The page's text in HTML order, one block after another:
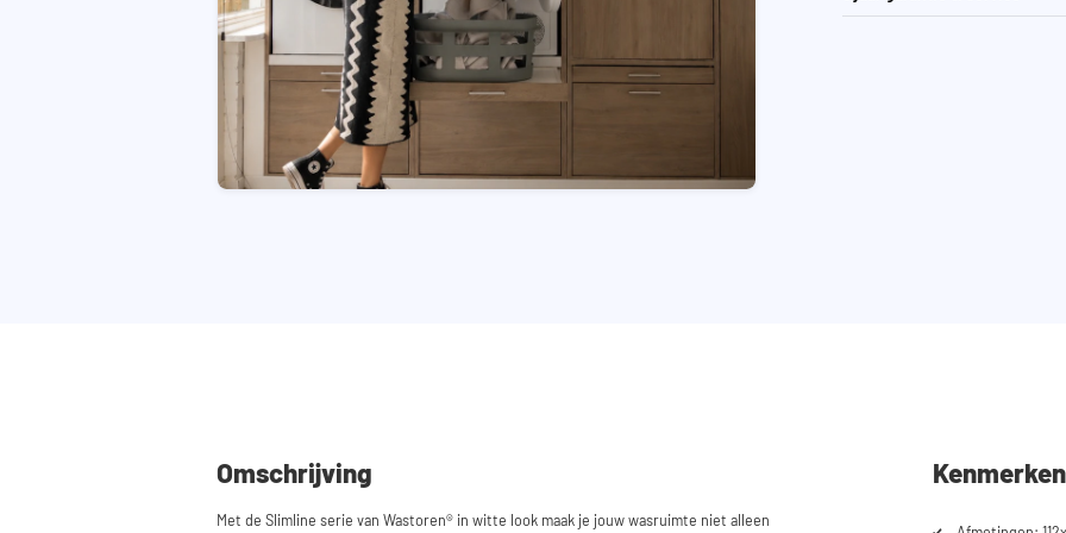
Omschrijving
Met de Slimline serie van Wastoren® in witte look maak je jouw wasruimte niet alleen
Kenmerken